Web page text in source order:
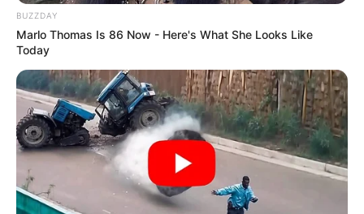
BUZZDAY
Marlo Thomas Is 86 Now - Here's What She Looks Like
Today